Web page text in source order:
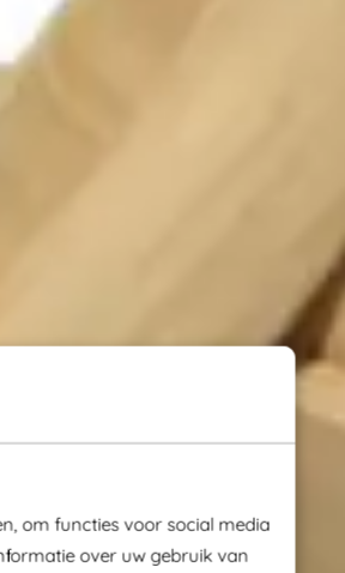
om functies voor social media
over uw gebruik van